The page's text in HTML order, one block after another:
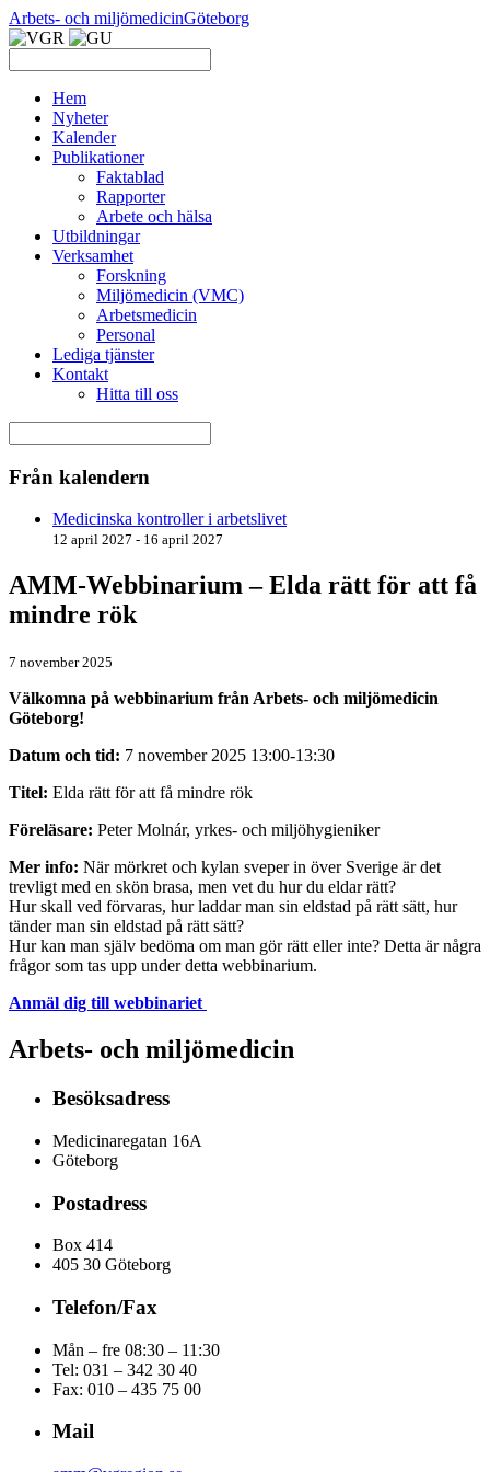
Arbets- och miljömedicinGöteborg
Hem
Nyheter
Kalender
Publikationer
Faktablad
Rapporter
Arbete och hälsa
Utbildningar
Verksamhet
Forskning
Miljömedicin (VMC)
Arbetsmedicin
Personal
Lediga tjänster
Kontakt
Hitta till oss
Från kalendern
Medicinska kontroller i arbetslivet
12 april 2027 - 16 april 2027
AMM-Webbinarium – Elda rätt för att få
mindre rök
7 november 2025
Välkomna på webbinarium från Arbets- och miljömedicin
Göteborg!
Datum och tid: 7 november 2025 13:00-13:30
Titel: Elda rätt för att få mindre rök
Föreläsare: Peter Molnár, yrkes- och miljöhygieniker
Mer info: När mörkret och kylan sveper in över Sverige är det
trevligt med en skön brasa, men vet du hur du eldar rätt?
Hur skall ved förvaras, hur laddar man sin eldstad på rätt sätt, hur
tänder man sin eldstad på rätt sätt?
Hur kan man själv bedöma om man gör rätt eller inte? Detta är några
frågor som tas upp under detta webbinarium.
Anmäl dig till webbinariet
Arbets- och miljömedicin
Besöksadress
Medicinaregatan 16A
Göteborg
Postadress
Box 414
405 30 Göteborg
Telefon/Fax
Mån – fre 08:30 – 11:30
Tel: 031 – 342 30 40
Fax: 010 – 435 75 00
Mail